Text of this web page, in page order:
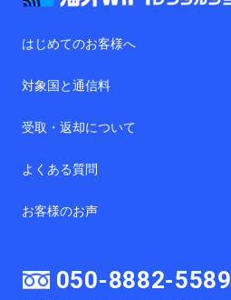
はじめてのお客様へ
対象国と通信料
受取・返却について
よくある質問
お客様のお声
050-8882-5589